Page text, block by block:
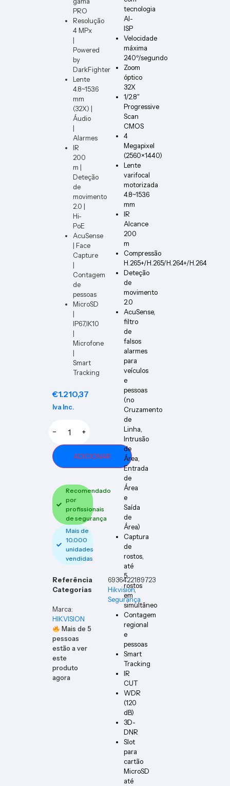
PRO
Resolução
4 MPx
|
Powered
by
DarkFighter
Lente
4.8~153.6
mm
(32X) |
Áudio
|
Alarmes
IR
200
m |
Deteção
de
movimento
2.0 |
Hi-
PoE
AcuSense
| Face
Capture
|
Contagem
de
pessoas
MicroSD
|
IP67,IK10
|
Microfone
|
Smart
Tracking
€1.210,37
Iva Inc.
− +
ADICIONAR
Recomendado
por
profissionais
de segurança
Mais de
10.000
unidades
vendidas
Referência
6936422189723
Categorias
Hikvision,
Segurança
Marca:
HIKVISION
Mais de5
pessoas
estão a ver
este
produto
agora
tecnologia
AI-
ISP
Velocidade
máxima
240º/segundo
Zoom
óptico
32X
1/2.8″
Progressive
Scan
CMOS
4
Megapixel
(2560×1440)
Lente
varifocal
motorizada
4.8~153.6
mm
IR
Alcance
200
m
Compressão
H.265+/H.265/H.264+/H.264
Deteção
de
movimento
2.0
AcuSense,
filtro
de
falsos
alarmes
para
veículos
e
pessoas
(no
Cruzamento
de
Linha,
Intrusão
de
Área,
Entrada
de
Área
e
Saída
de
Área)
Captura
de
rostos,
até
5
rostos
em
simultâneo
Contagem
regional
e
pessoas
Smart
Tracking
IR
CUT
WDR
(120
dB)
3D-
DNR
Slot
para
cartão
MicroSD
até
PCB1